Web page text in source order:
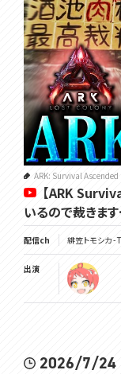
ARK: Survival Ascended
【ARK
いるので裁きま
配信ch 緋笠トモシカ -
出演
2026/7/24